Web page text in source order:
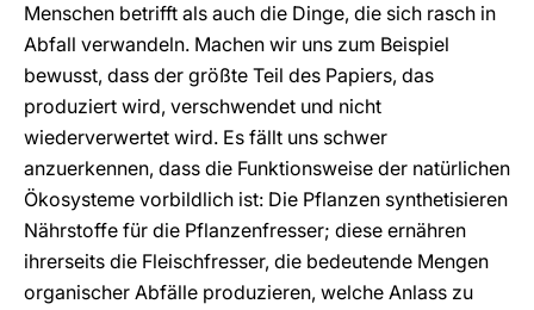
Menschen betrifft als auch die Dinge, die sich rasch in
Abfall verwandeln. Machen wir uns zum Beispiel
bewusst, dass der größte Teil des Papiers, das
produziert wird, verschwendet und nicht
wiederverwertet wird. Es fällt uns schwer
anzuerkennen, dass die Funktionsweise der natürlichen
Ökosysteme vorbildlich ist: Die Pflanzen synthetisieren
Nährstoffe für die Pflanzenfresser; diese ernähren
ihrerseits die Fleischfresser, die bedeutende Mengen
organischer Abfälle produzieren, welche Anlass zu